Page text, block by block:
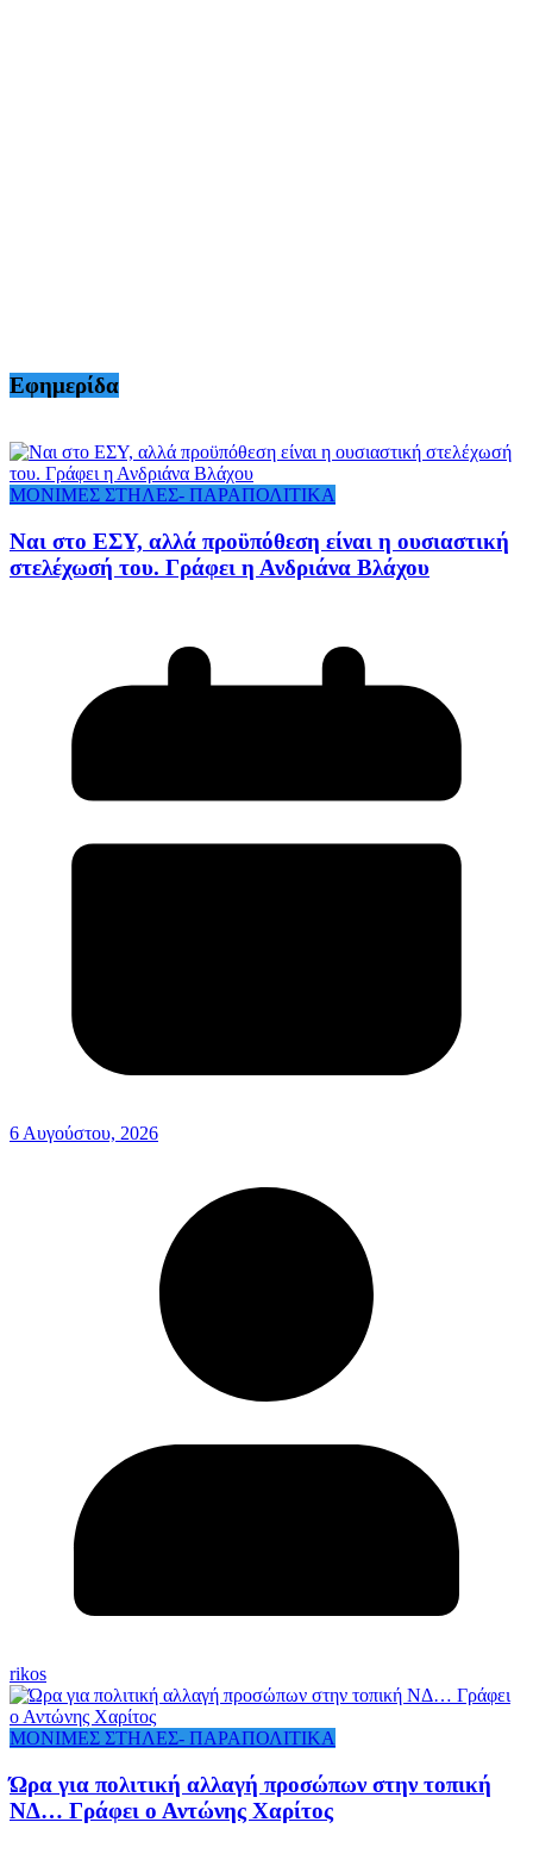
Εφημερίδα
ΜΟΝΙΜΕΣ ΣΤΗΛΕΣ- ΠΑΡΑΠΟΛΙΤΙΚΑ
Ναι στο ΕΣΥ, αλλά προϋπόθεση είναι η ουσιαστική
στελέχωσή του. Γράφει η Ανδριάνα Βλάχου
6 Αυγούστου, 2026
rikos
ΜΟΝΙΜΕΣ ΣΤΗΛΕΣ- ΠΑΡΑΠΟΛΙΤΙΚΑ
Ώρα για πολιτική αλλαγή προσώπων στην τοπική
ΝΔ… Γράφει ο Αντώνης Χαρίτος